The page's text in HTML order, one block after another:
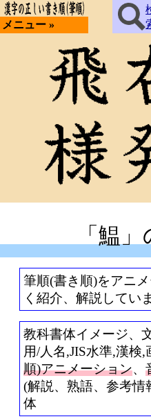
メニュー »
「鰛
筆順(書き順)をアニ
く紹介、解説してい
教科書体イメージ、
用/人名,JIS水準,漢検,
順)アニメーション、
(解説、熟語、参考情
体